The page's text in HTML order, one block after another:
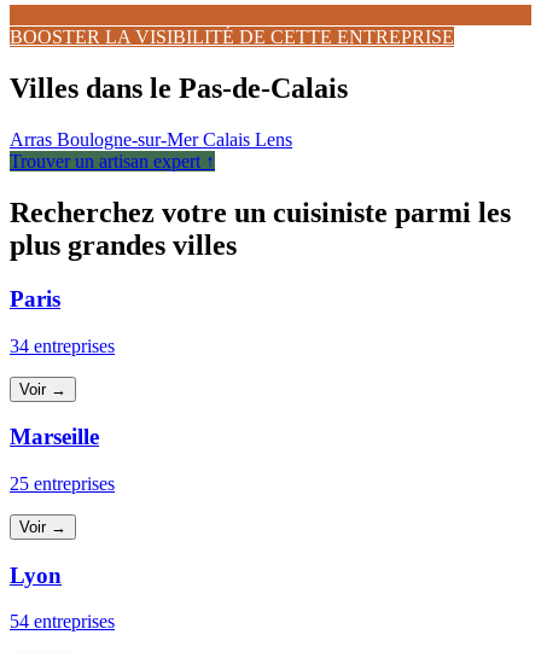
BOOSTER LA VISIBILITÉ DE CETTE ENTREPRISE
Villes dans le Pas-de-Calais
Arras Boulogne-sur-MerCalais Lens
Trouver un artisan expert ↑
Recherchez votre un cuisiniste parmi les
plus grandes villes
Paris
34 entreprises
Voir →
Marseille
25 entreprises
Voir →
Lyon
54 entreprises